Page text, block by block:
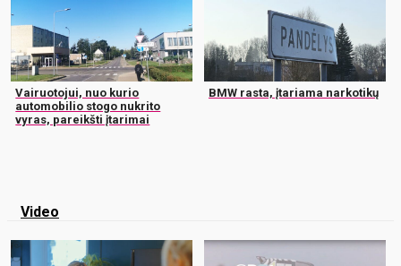
Vairuotojui, nuo kurio
automobilio stogo nukrito
vyras, pareikšti įtarimai
BMW rasta, įtariama narkotikų
Video